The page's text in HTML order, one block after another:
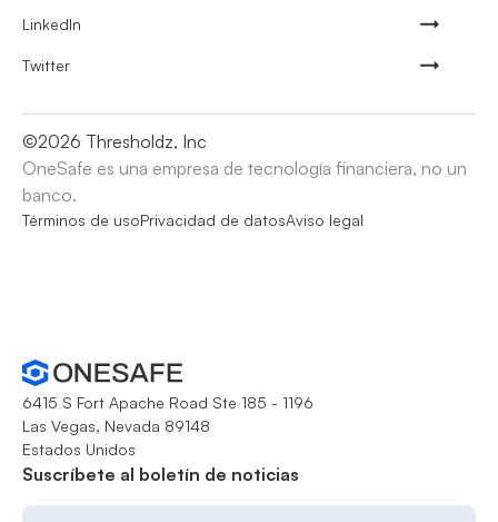
LinkedIn
Twitter
©2026 Thresholdz, Inc
OneSafe es una empresa de tecnología financiera, no un
banco.
Términos de usoPrivacidad de datosAviso legal
6415 S Fort Apache Road Ste 185 - 1196
Las Vegas, Nevada 89148
Estados Unidos
Suscríbete al boletín de noticias